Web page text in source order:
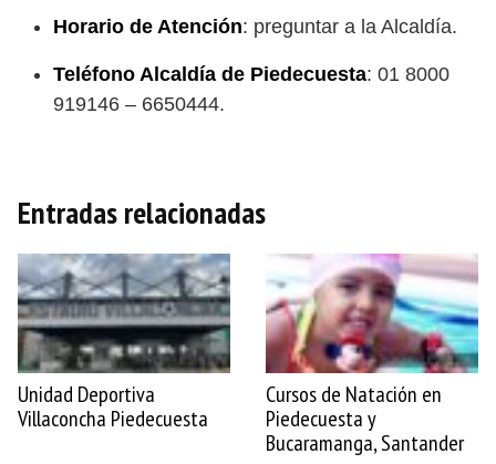
Horario de Atención: preguntar a la Alcaldía.
Teléfono Alcaldía de Piedecuesta: 01 8000
919146 – 6650444.
Entradas relacionadas
Unidad Deportiva
Villaconcha Piedecuesta
Cursos de Natación en
Piedecuesta y
Bucaramanga, Santander